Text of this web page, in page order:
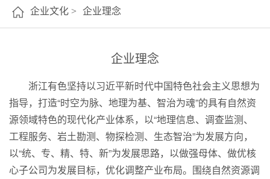
企业文化 > 企业理念
企业理念
浙江有色坚持以习近平新时代中国特色社会主义思想为
指导，打造“时空为脉、地理为基、智治为魂”的具有自然资
源领域特色的现代化产业体系，以“地理信息、调查监测、
工程服务、岩土勘测、物探检测、生态智治”为发展方向，
以“统、专、精、特、新”为发展思路，以做强母体、做优核
心子公司为发展目标，优化调整产业布局。围绕自然资源调